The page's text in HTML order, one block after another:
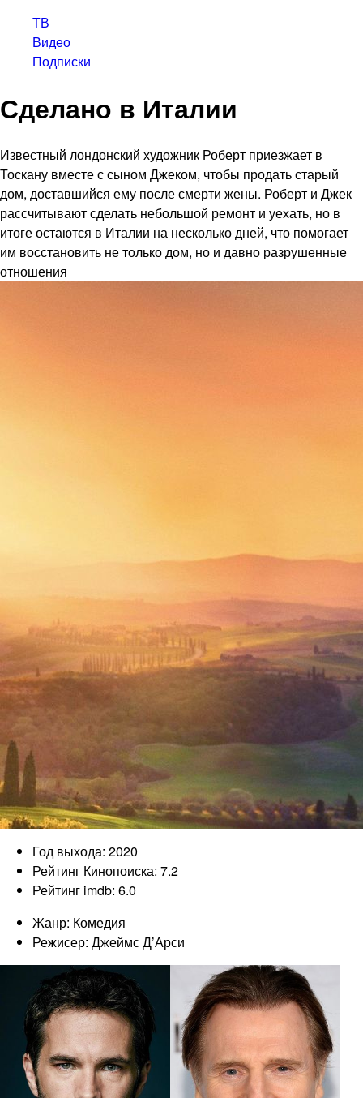
ТВ
Видео
Подписки
Сделано в Италии
Известный лондонский художник Роберт приезжает в
Тоскану вместе с сыном Джеком, чтобы продать старый
дом, доставшийся ему после смерти жены. Роберт и Джек
рассчитывают сделать небольшой ремонт и уехать, но в
итоге остаются в Италии на несколько дней, что помогает
им восстановить не только дом, но и давно разрушенные
отношения
Год выхода: 2020
Рейтинг Кинопоиска: 7.2
Рейтинг imdb: 6.0
Жанр: Комедия
Режисер: Джеймс Д’Арси